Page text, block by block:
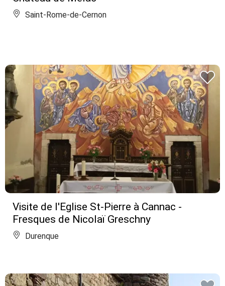
Saint-Rome-de-Cernon
Visite de l'Eglise St-Pierre à Cannac -
Fresques de Nicolaï Greschny
Durenque